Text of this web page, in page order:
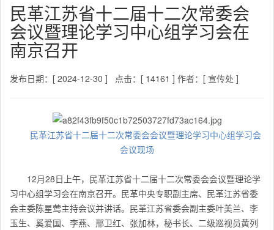
民革江苏省十二届十二次常委会
会议暨理论学习中心组学习会在
南京召开
发布日期：[ 2024-12-30 ] 点击：[ 14161 ] 作者：[ 宣传处 ]
民革江苏省十二届十二次常委会会议暨理论学习中心组学习会
会议现场
12月28日上午，民革江苏省十二届十二次常委会会议暨理论学
习中心组学习会在南京召开。民革中央专职副主席、民革江苏省委
会主委陈星莺主持会议并讲话。民革江苏省委会副主委叶美兰、李
玉生、奚爱国、李燕、邢卫红、张加林，秘书长、二级巡视员黄列